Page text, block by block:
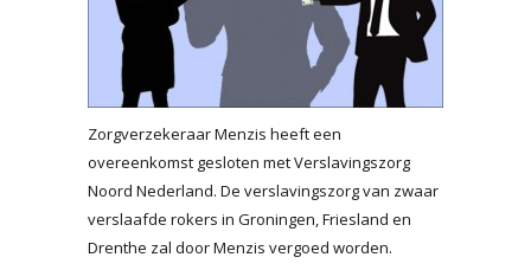
Zorgverzekeraar Menzis heeft een
overeenkomst gesloten met Verslavingszorg
Noord Nederland. De verslavingszorg van zwaar
verslaafde rokers in Groningen, Friesland en
Drenthe zal door Menzis vergoed worden.